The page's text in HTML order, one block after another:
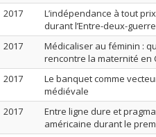
2017
L’indépendance à tout
durant l’Entre-deux-
2017
Médicaliser au féminin :
rencontre la maternité en
2017
Le banquet comme
médiévale
2017
Entre ligne dure et
américaine durant le